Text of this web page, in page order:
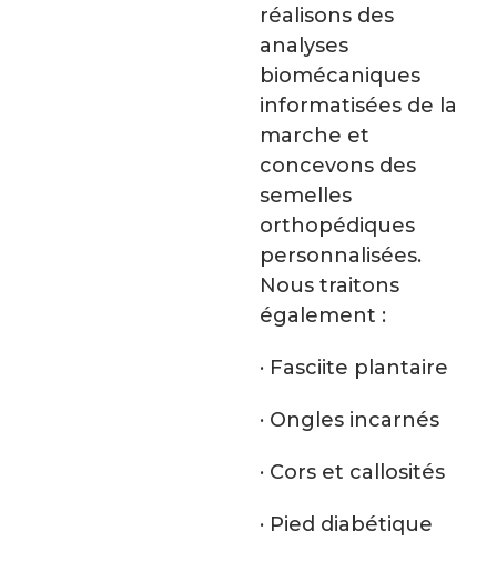
réalisons des
analyses
biomécaniques
informatisées de la
marche et
concevons des
semelles
orthopédiques
personnalisées.
Nous traitons
également :
· Fasciite plantaire
· Ongles incarnés
· Cors et callosités
· Pied diabétique